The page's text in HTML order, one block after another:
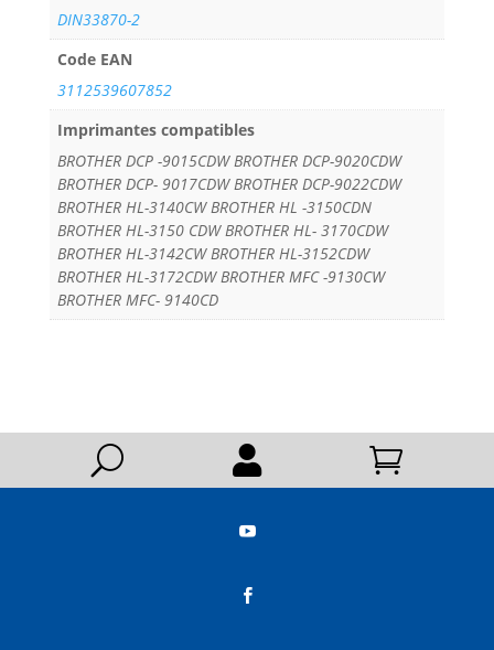
DIN33870-2
Code EAN
3112539607852
Imprimantes compatibles
BROTHER DCP -9015CDW BROTHER DCP-9020CDW
BROTHER DCP- 9017CDW BROTHER DCP-9022CDW
BROTHER HL-3140CW BROTHER HL -3150CDN
BROTHER HL-3150 CDW BROTHER HL- 3170CDW
BROTHER HL-3142CW BROTHER HL-3152CDW
BROTHER HL-3172CDW BROTHER MFC -9130CW
BROTHER MFC- 9140CD
U  

